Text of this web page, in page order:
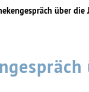
über die